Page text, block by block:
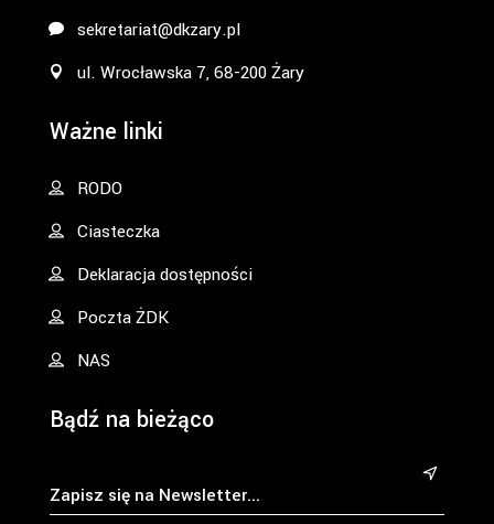
sekretariat@dkzary.pl
ul. Wrocławska 7, 68-200 Żary
Ważne linki
RODO
Ciasteczka
Deklaracja dostępności
Poczta ŻDK
NAS
Bądź na bieżąco
&